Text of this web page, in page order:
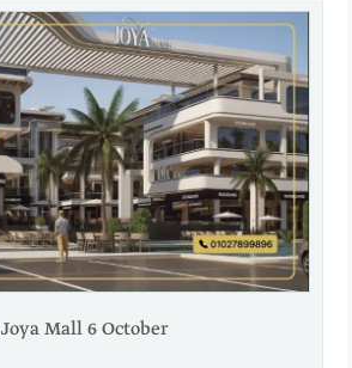
Joya Mall 6 October